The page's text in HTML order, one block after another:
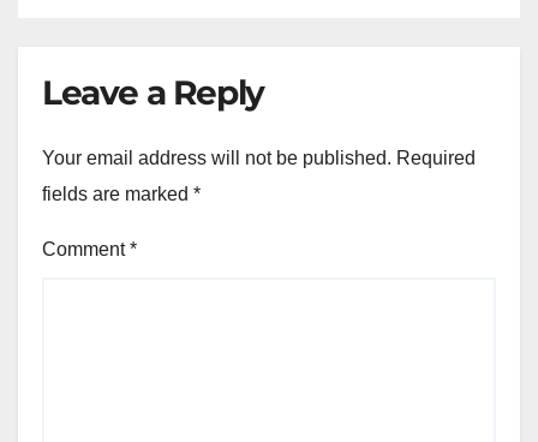
Leave a Reply
Your email address will not be published. Required
fields are marked *
Comment*